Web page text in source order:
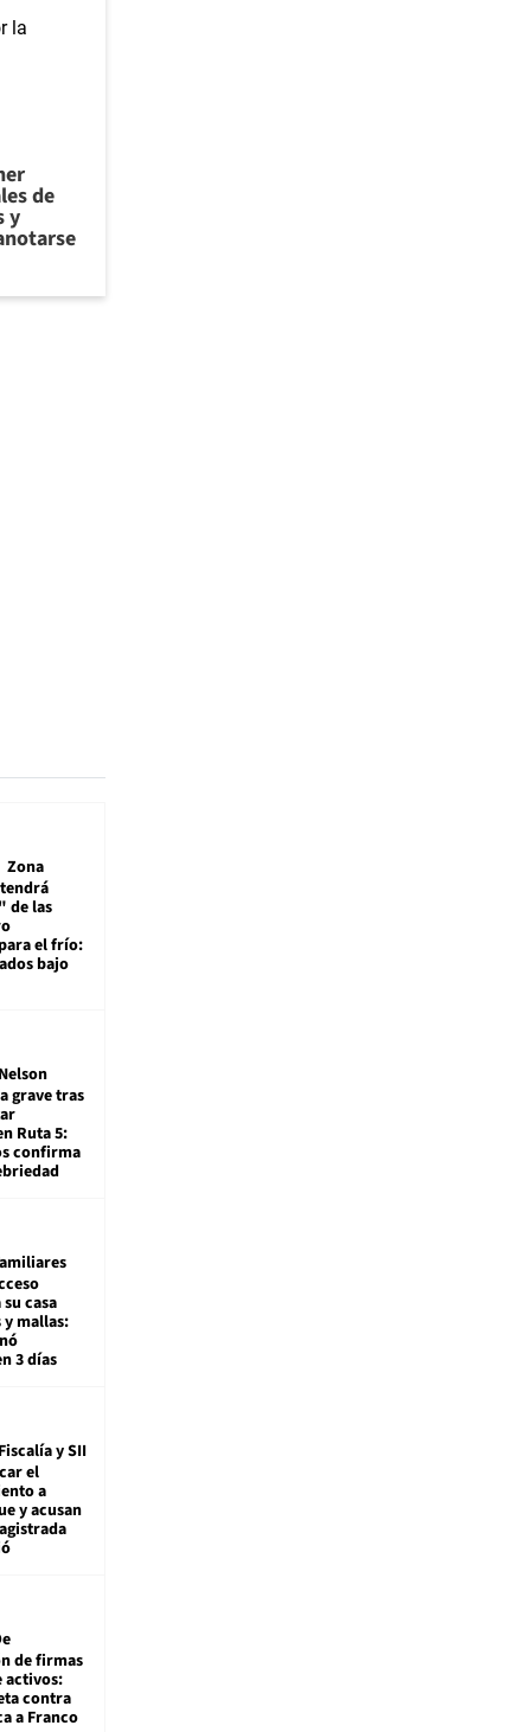
de
y
Zona
de las
el frío:
bajo
Nelson
grave tras
Ruta 5:
confirma
casa
mallas:
3 días
Fiscalía y SII
el
a
y acusan
de firmas
activos:
contra
a Franco